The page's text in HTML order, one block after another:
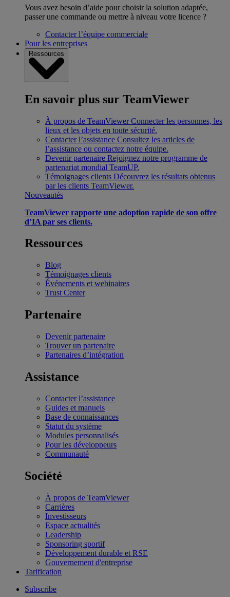
Vous avez besoin d’aide pour choisir la solution adaptée,
passer une commande ou mettre à niveau votre licence ?
Contacter l’équipe commerciale
Pour les entreprises
Ressources
En savoir plus sur TeamViewer
À propos de TeamViewer Connecter les personnes, les
lieux et les objets en toute sécurité.
Contacter l’assistance Consultez les articles de
l’assistance ou contactez notre équipe.
Devenir partenaire Rejoignez notre programme de
partenariat mondial TeamUP.
Témoignages clients Découvrez les résultats obtenus
par les clients TeamViewer.
Nouveautés
TeamViewer rapporte une adoption rapide de son offre
d’IA par ses clients.
Ressources
Blog
Témoignages clients
Événements et webinaires
Trust Center
Partenaire
Devenir partenaire
Trouver un partenaire
Partenaires d’intégration
Assistance
Contacter l’assistance
Guides et manuels
Base de connaissances
Statut du système
Modules personnalisés
Pour les développeurs
Communauté
Société
À propos de TeamViewer
Carrières
Investisseurs
Espace actualités
Leadership
Sponsoring sportif
Développement durable et RSE
Gouvernement d'entreprise
Tarification
Subscribe